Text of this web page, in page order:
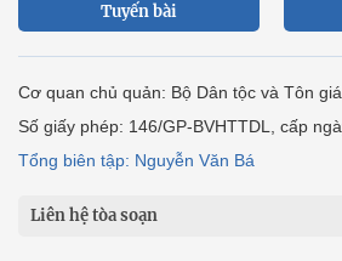
Tuyến bài
Cơ quan chủ quản: Bộ Dân tộc và Tôn
Số giấy phép: 146/GP-BVHTTDL, cấp
Tổng biên tập: Nguyễn Văn Bá
Liên hệ tòa soạn